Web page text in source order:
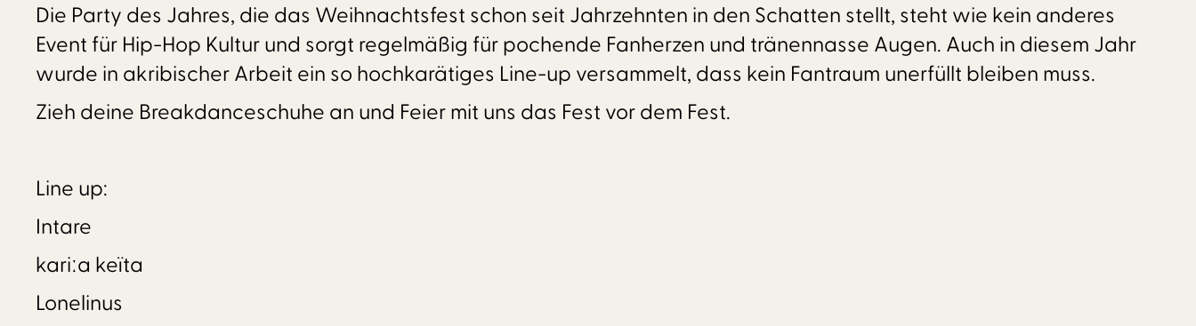
Die Party des Jahres, die das Weihnachtsfest schon seit Jahrzehnten in den Schatten stellt, steht wie kein anderes
Event für Hip-Hop Kultur und sorgt regelmäßig für pochende Fanherzen und tränennasse Augen. Auch in diesem Jahr
wurde in akribischer Arbeit ein so hochkarätiges Line-up versammelt, dass kein Fantraum unerfüllt bleiben muss.
Zieh deine Breakdanceschuhe an und Feier mit uns das Fest vor dem Fest.
Line up:
Intare
kariːa keïta
Lonelinus